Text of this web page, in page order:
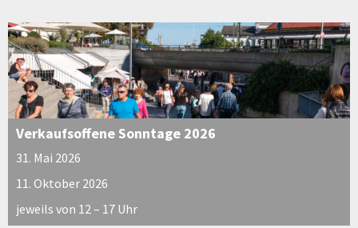
Verkaufsoffene Sonntage 2026
31. Mai 2026
11. Oktober 2026
jeweils von 12 – 17 Uhr